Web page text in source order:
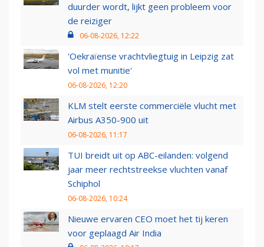
duurder wordt, lijkt geen probleem voor
de reiziger
06-08-2026, 12:22
'Oekraïense vrachtvliegtuig in Leipzig zat
vol met munitie'
06-08-2026, 12:20
KLM stelt eerste commerciële vlucht met
Airbus A350-900 uit
06-08-2026, 11:17
TUI breidt uit op ABC-eilanden: volgend
jaar meer rechtstreekse vluchten vanaf
Schiphol
06-08-2026, 10:24
Nieuwe ervaren CEO moet het tij keren
voor geplaagd Air India